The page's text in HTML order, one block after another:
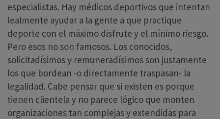
especialistas. Hay médicos deportivos que intentan
lealmente ayudar a la gente a que practique
deporte con el máximo disfrute y el mínimo riesgo.
Pero esos no son famosos. Los conocidos,
solicitadísimos y remuneradísimos son justamente
los que bordean -o directamente traspasan- la
legalidad. Cabe pensar que si existen es porque
tienen clientela y no parece lógico que monten
organizaciones tan complejas y extendidas para